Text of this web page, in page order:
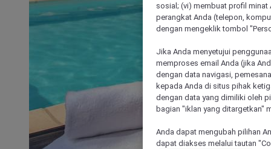
sosial; (vi) membuat profil
perangkat Anda (telepon,
dengan mengeklik tombol
Jika Anda menyetujui
memproses email Anda (jika
dengan data navigasi,
kepada Anda di situs pihak
dengan data yang dimiliki oleh
bagian "iklan yang ditargetkan"
Anda dapat mengubah pilihan
dapat diakses melalui tautan